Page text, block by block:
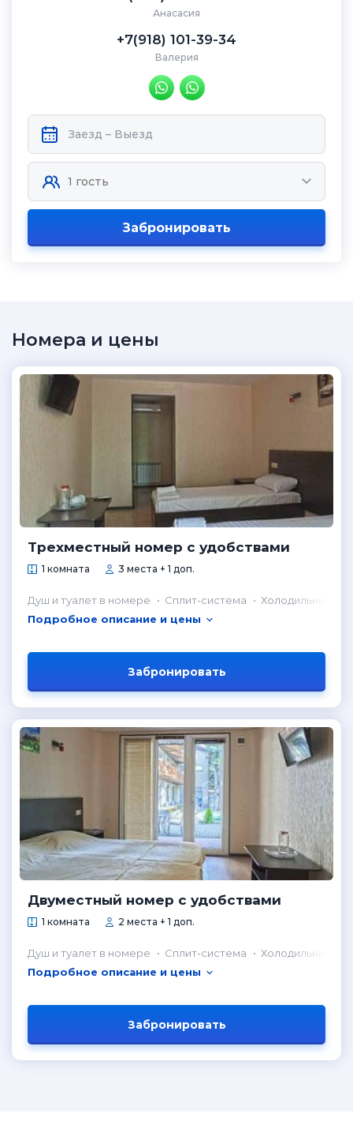
Анасасия
+7(918) 101-39-34
Валерия
Забронировать
Номера и цены
Трехместный номер с удобствами
1 комната 3 места + 1 доп.
Душ и туалет в номере Сплит-система
Холодильник в
Подробное описание и цены
Забронировать
Двуместный номер с удобствами
1 комната 2 места + 1 доп.
Душ и туалет в номере Сплит-система
Холодильник в
Подробное описание и цены
Забронировать